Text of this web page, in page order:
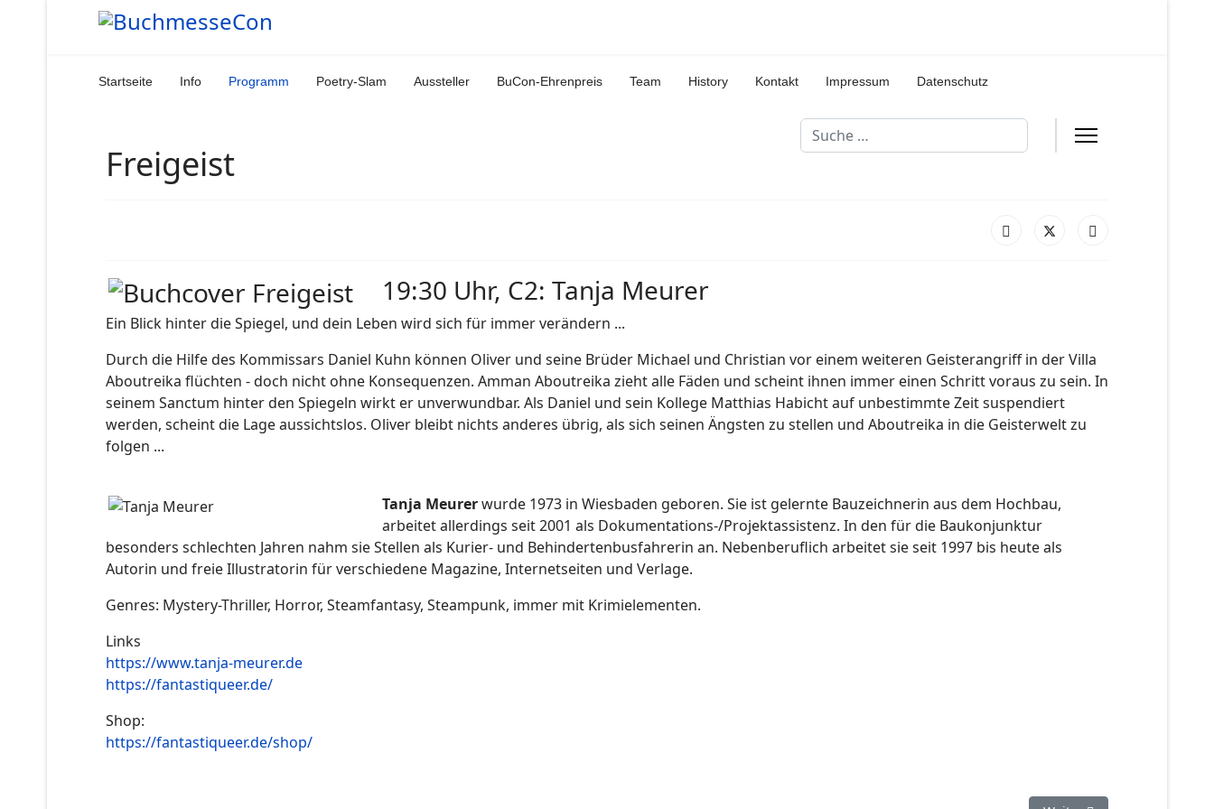
Startseite Info Programm Poetry-Slam Aussteller BuCon-Ehrenpreis Team History Kontakt Impressum Datenschutz
Suchen
Freigeist
19:30 Uhr, C2: Tanja Meurer
Ein Blick hinter die Spiegel, und dein Leben wird sich für immer verändern ...
Durch die Hilfe des Kommissars Daniel Kuhn können Oliver und seine Brüder Michael und Christian vor einem weiteren Geisterangriff in der Villa
Aboutreika flüchten - doch nicht ohne Konsequenzen. Amman Aboutreika zieht alle Fäden und scheint ihnen immer einen Schritt voraus zu sein. In
seinem Sanctum hinter den Spiegeln wirkt er unverwundbar. Als Daniel und sein Kollege Matthias Habicht auf unbestimmte Zeit suspendiert
werden, scheint die Lage aussichtslos. Oliver bleibt nichts anderes übrig, als sich seinen Ängsten zu stellen und Aboutreika in die Geisterwelt zu
folgen ...
Tanja Meurerwurde 1973 in Wiesbaden geboren. Sie ist gelernte Bauzeichnerin aus dem Hochbau,
arbeitet allerdings seit 2001 als Dokumentations-/Projektassistenz. In den für die Baukonjunktur
besonders schlechten Jahren nahm sie Stellen als Kurier- und Behindertenbusfahrerin an. Nebenberuflich arbeitet sie seit 1997 bis heute als
Autorin und freie Illustratorin für verschiedene Magazine, Internetseiten und Verlage.
Genres: Mystery-Thriller, Horror, Steamfantasy, Steampunk, immer mit Krimielementen.
Links
https://www.tanja-meurer.de
https://fantastiqueer.de/
Shop:
https://fantastiqueer.de/shop/